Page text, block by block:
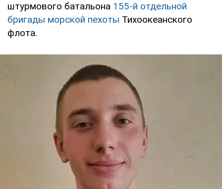
штурмового батальона 155-й отдельной
бригады морской пехоты Тихоокеанского
флота.